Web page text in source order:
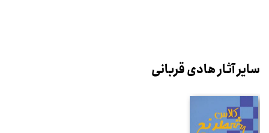
سایر آثار هادی قربانی